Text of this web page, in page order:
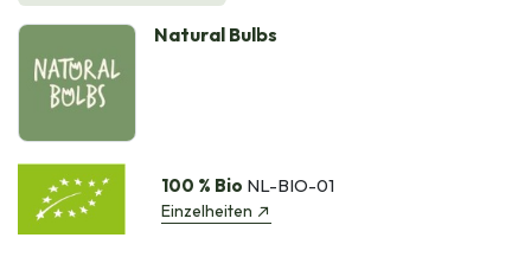
Natural Bulbs
100 % Bio NL-BIO-01
Einzelheiten